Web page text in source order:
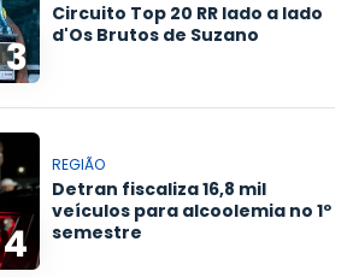
3
Circuito Top 20 RR lado a lado
d'Os Brutos de Suzano
4
REGIÃO
Detran fiscaliza 16,8 mil
veículos para alcoolemia no 1º
semestre